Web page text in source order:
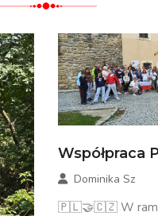
Współpraca
Dominika Sz
🇵🇱🤝🇨🇿 W